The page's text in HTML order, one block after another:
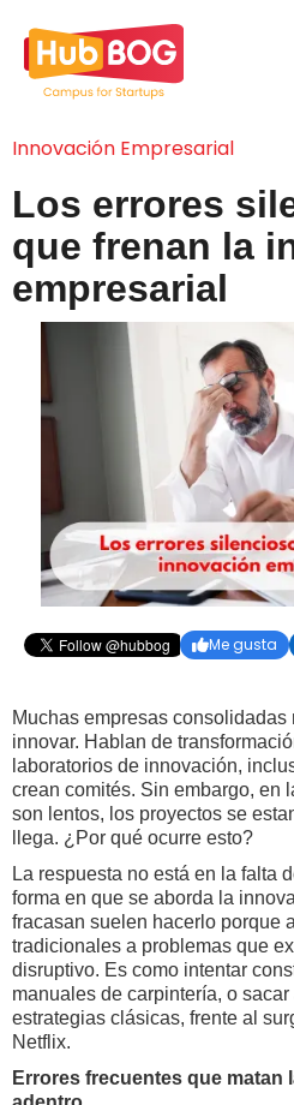
Innovación Empresarial
Los errores
que frenan la
empresarial
Me gusta
Muchas empresas
innovar. Hablan de
laboratorios de innovación,
crean comités. Sin embargo, en
son lentos, los proyectos se
llega. ¿Por qué ocurre esto?
La respuesta no está en la falta
forma en que se aborda la
fracasan suelen hacerlo porque
tradicionales a problemas que
disruptivo. Es como intentar
manuales de carpintería, o
estrategias clásicas, frente al
Netflix.
Errores frecuentes que matan